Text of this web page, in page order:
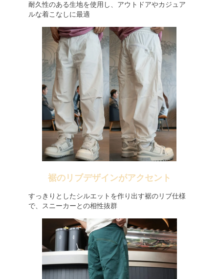
耐久性のある生地を使用し、アウトドアやカジュア
ルな着こなしに最適
裾のリブデザインがアクセント
すっきりとしたシルエットを作り出す裾のリブ仕様
で、スニーカーとの相性抜群